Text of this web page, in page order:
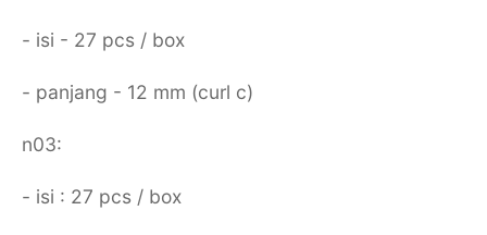
- isi - 27 pcs / box
- panjang - 12 mm (curl c)
n03:
- isi : 27 pcs / box